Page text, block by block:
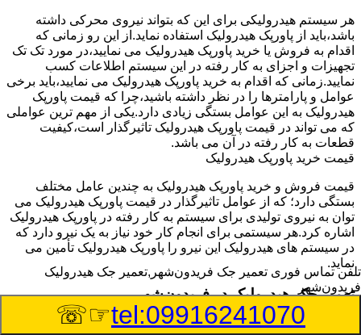
هر سیستم هیدرولیکی برای این که بتواند نیروی محرکی داشته
باشد،باید از پاورپک هیدرولیک استفاده نماید.از این رو زمانی که
اقدام به فروش یا خرید پاورپک هیدرولیک می نمایید،در مورد تک تک
تجهیزات و اجزای به کار رفته در این سیستم اطلاعات کسب
نمایید.زمانی که اقدام به خرید پاورپک هیدرولیک می نمایید،باید برخی
عوامل و پارامترها را در نظر داشته باشید،چرا که قیمت پاورپک
هیدرولیک به این عوامل بستگی زیادی دارد.یکی از مهم ترین عواملی
که می تواند در قیمت پاورپک هیدرولیک تاثیرگذار است،کیفیت
قطعات به کار رفته در آن می باشد.
قیمت خرید پاورپک هیدرولیک
قیمت فروش و خرید پاورپک هیدرولیک به چندین عامل مختلف
بستگی دارد؛ که از عوامل تاثیرگذار در قیمت پاورپک هیدرولیک می
توان به نیروی تولیدی برای سیستم به کار رفته در پاورپک هیدرولیک
اشاره کرد.هر سیستمی برای انجام کار خود نیاز به یک نیرو دارد که
در سیستم های هیدرولیک این نیرو را پاورپک هیدرولیک تأمین می
نماید.
تعمیر جک هیدرولیک در فریدون‌شهر
وسیله‎ای که با عملکرد خود موجب بلند شدن اهرم و یا وزن سنگین
تلفن تماس فوری تعمیر جک فریدون‌شهر,تعمیر جک هیدرولیک
فریدون‌شهر
tel:09916241070
☞☏